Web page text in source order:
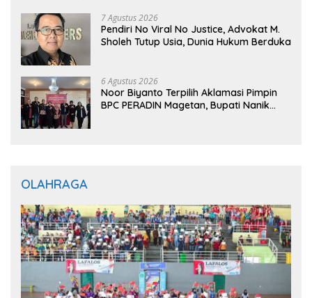
7 Agustus 2026
Pendiri No Viral No Justice, Advokat M.
Sholeh Tutup Usia, Dunia Hukum Berduka
6 Agustus 2026
Noor Biyanto Terpilih Aklamasi Pimpin
BPC PERADIN Magetan, Bupati Nanik
OLAHRAGA